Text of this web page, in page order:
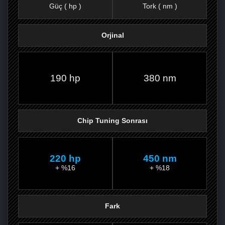
Güç ( hp ) Tork ( nm )
Orjinal
190 hp 380 nm
Chip Tuning Sonrası
220 hp
+ %16
450 nm
+ %18
Fark